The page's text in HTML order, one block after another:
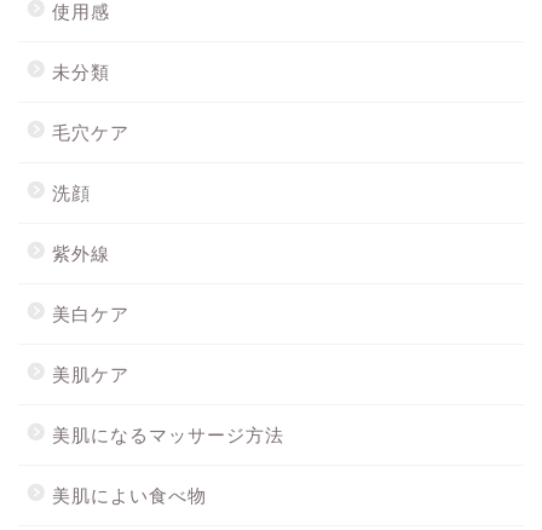
使用感
未分類
毛穴ケア
洗顔
紫外線
美白ケア
美肌ケア
美肌になるマッサージ方法
美肌によい食べ物